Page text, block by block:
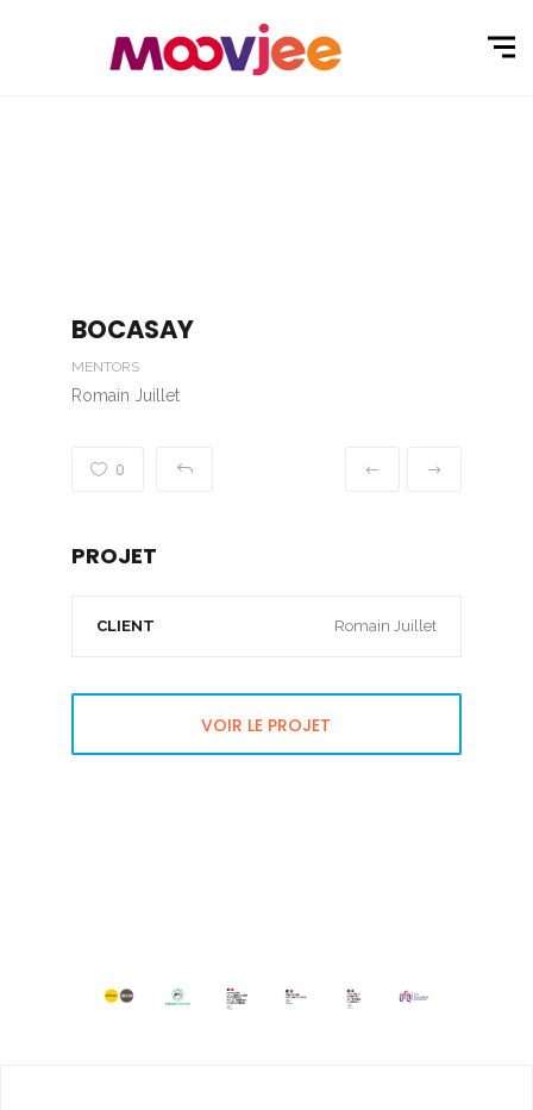
BOCASAY
MENTORS
Romain Juillet
0
PROJET
CLIENT Romain Juillet
VOIR LE PROJET